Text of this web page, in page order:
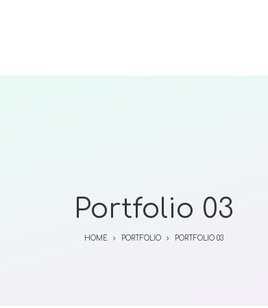
Portfolio 03
HOME PORTFOLIO PORTFOLIO 03